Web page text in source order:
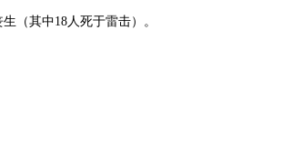
（其中18人死于雷击）。